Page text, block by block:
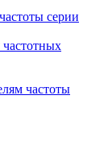
серии
частоты